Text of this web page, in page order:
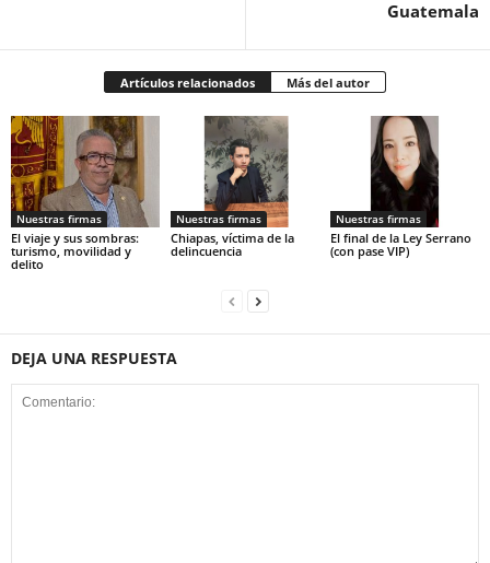
Guatemala
Artículos relacionados Más del autor
Nuestras firmas
El viaje y sus sombras:
turismo, movilidad y
delito
Nuestras firmas
Chiapas, víctima de la
delincuencia
Nuestras firmas
El final de la Ley Serrano
(con pase VIP)
DEJA UNA RESPUESTA